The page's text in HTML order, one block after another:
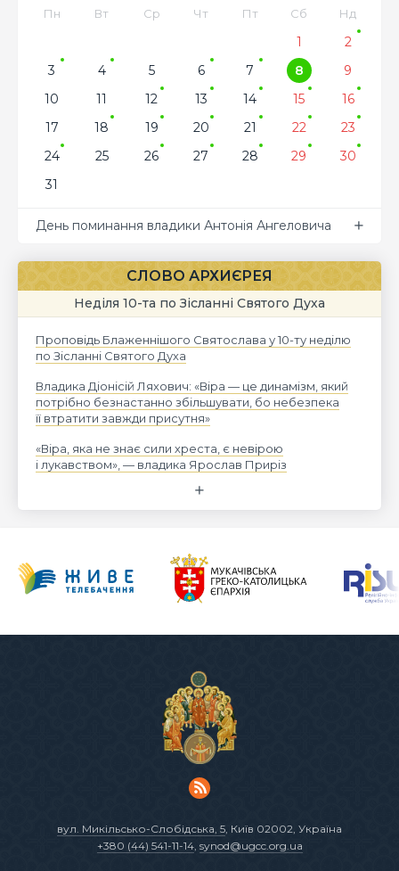
Пн Вт Ср Чт Пт Сб Нд
1
2
3
4 5 6 7 8
9
10
11 12 13 14 15
16
17
18 19 20 21 22
23
24
25 26 27 28 29
30
31
День поминання владики Антонія Ангеловича
СЛОВО АРХИЄРЕЯ
Неділя 10-та по Зісланні Святого Духа
Проповідь Блаженнішого Святослава у 10-ту неділю
по Зісланні Святого Духа
Владика Діонісій Ляхович: «Віра — це динамізм, який
потрібно безнастанно збільшувати, бо небезпека
її втратити завжди присутня»
«Віра, яка не знає сили хреста, є невірою
і лукавством», — владика Ярослав Приріз
вул. Микільсько-Слобідська, 5, Київ 02002, Україна
+380 (44) 541-11-14, synod@ugcc.org.ua